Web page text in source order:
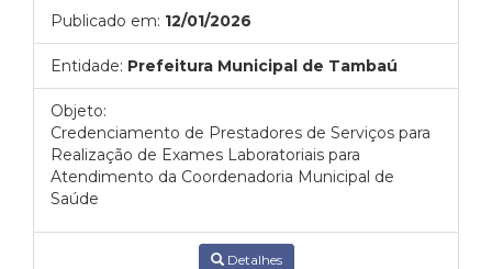
Publicado em: 12/01/2026
Entidade: Prefeitura Municipal de Tambaú
Objeto:
Credenciamento de Prestadores de Serviços para
Realização de Exames Laboratoriais para
Atendimento da Coordenadoria Municipal de
Saúde
Detalhes